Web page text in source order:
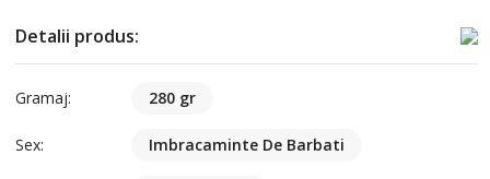
Detalii produs:
Gramaj: 280 gr
Sex: Imbracaminte De Barbati